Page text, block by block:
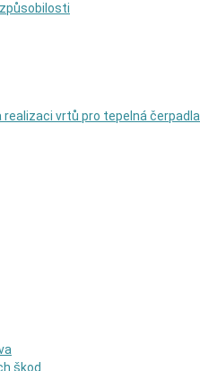
realizaci vrtů pro tepelná čerpadla
škod